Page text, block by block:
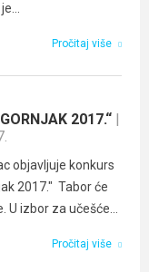
Pročitaj više
2017.“ |
objavljuje konkurs
2017." Tabor će
izbor za učešće...
Pročitaj više